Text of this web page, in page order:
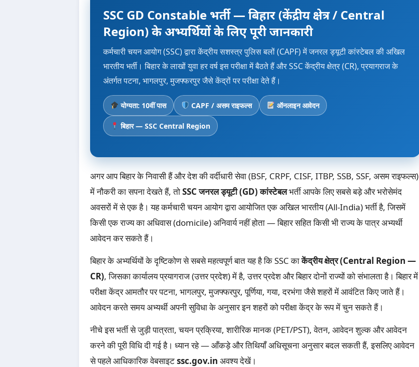
SSC GD Constable भर्ती — बिहार (केंद्रीय क्षेत्र / Central
Region) के अभ्यर्थियों के लिए पूरी जानकारी
कर्मचारी चयन आयोग (SSC) द्वारा केंद्रीय सशस्त्र पुलिस बलों (CAPF) में जनरल ड्यूटी कांस्टेबल की अखिल
भारतीय भर्ती। बिहार के लाखों युवा हर वर्ष इस परीक्षा में बैठते हैं और SSC केंद्रीय क्षेत्र (CR), प्रयागराज के
अंतर्गत पटना, भागलपुर, मुजफ्फरपुर जैसे केंद्रों पर परीक्षा देते हैं।
योग्यता: 10वीं पास CAPF / असम राइफल्स ऑनलाइन आवेदन
बिहार — SSC Central Region
अगर आप बिहार के निवासी हैं और देश की वर्दीधारी सेवा (BSF, CRPF, CISF, ITBP, SSB, SSF, असम राइफल्स)
में नौकरी का सपना देखते हैं, तोSSC जनरल ड्यूटी (GD) कांस्टेबलभर्ती आपके लिए सबसे बड़े और भरोसेमंद
अवसरों में से एक है। यह कर्मचारी चयन आयोग द्वारा आयोजित एक अखिल भारतीय (All-India) भर्ती है, जिसमें
किसी एक राज्य का अधिवास (domicile) अनिवार्य नहीं होता — बिहार सहित किसी भी राज्य के पात्र अभ्यर्थी
आवेदन कर सकते हैं।
बिहार के अभ्यर्थियों के दृष्टिकोण से सबसे महत्वपूर्ण बात यह है कि SSC काकेंद्रीय क्षेत्र (Central Region —
CR), जिसका कार्यालय प्रयागराज (उत्तर प्रदेश) में है, उत्तर प्रदेश और बिहार दोनों राज्यों को संभालता है। बिहार में
परीक्षा केंद्र आमतौर पर पटना, भागलपुर, मुजफ्फरपुर, पूर्णिया, गया, दरभंगा जैसे शहरों में आवंटित किए जाते हैं।
आवेदन करते समय अभ्यर्थी अपनी सुविधा के अनुसार इन शहरों को परीक्षा केंद्र के रूप में चुन सकते हैं।
नीचे इस भर्ती से जुड़ी पात्रता, चयन प्रक्रिया, शारीरिक मानक (PET/PST), वेतन, आवेदन शुल्क और आवेदन
करने की पूरी विधि दी गई है। ध्यान रहे — आँकड़े और तिथियाँ अधिसूचना अनुसार बदल सकती हैं, इसलिए आवेदन
से पहले आधिकारिक वेबसाइटssc.gov.in अवश्य देखें।